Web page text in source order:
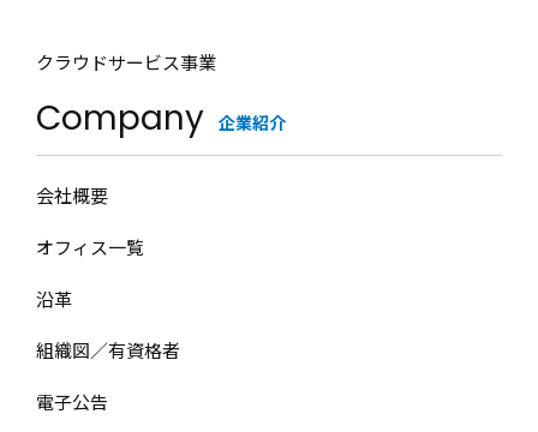
クラウドサービス事業
Company 企業紹介
会社概要
オフィス一覧
沿革
組織図／有資格者
電子公告